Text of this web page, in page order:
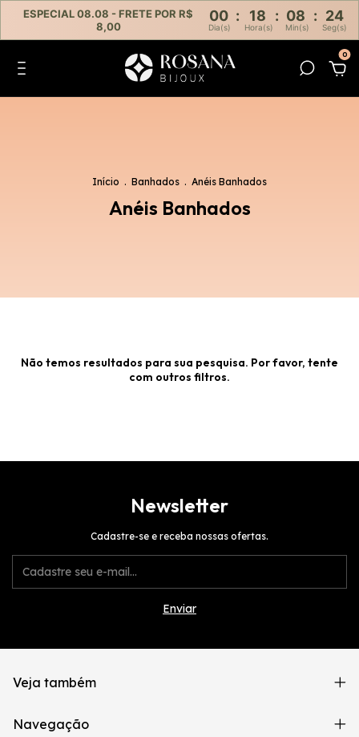
ESPECIAL 08.08 - FRETE POR R$
8,00
00 : 18 : 08 : 24
Dia(s) Hora(s) Min(s) Seg(s)
0
Início . Banhados . Anéis Banhados
Anéis Banhados
Não temos resultados para sua pesquisa. Por favor, tente
com outros filtros.
Newsletter
Cadastre-se e receba nossas ofertas.
Veja também
Navegação